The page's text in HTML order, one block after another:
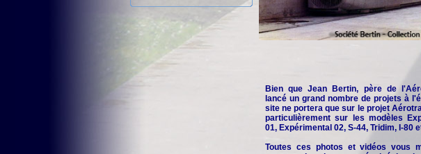
Bien que Jean Bertin, père de
lancé un grand nombre de projets à
site ne portera que sur le projet
particulièrement sur les modèles
01, Expérimental 02, S-44, Tridim, I-80
Toutes ces photos et vidéos vous